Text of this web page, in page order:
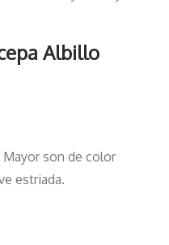
Albillo
son de color
estriada.